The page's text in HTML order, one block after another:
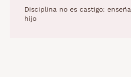
Disciplina no es castigo:
hijo